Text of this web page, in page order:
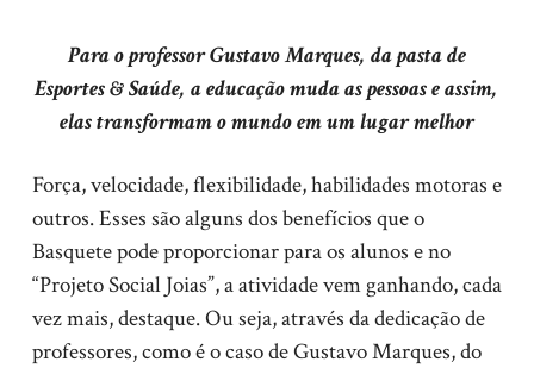
Para o professor Gustavo Marques, da pasta de
Esportes & Saúde, a educação muda as pessoas e assim,
elas transformam o mundo em um lugar melhor
Força, velocidade, flexibilidade, habilidades motoras e
outros. Esses são alguns dos benefícios que o
Basquete pode proporcionar para os alunos e no
“Projeto Social Joias”, a atividade vem ganhando, cada
vez mais, destaque. Ou seja, através da dedicação de
professores, como é o caso de Gustavo Marques, do